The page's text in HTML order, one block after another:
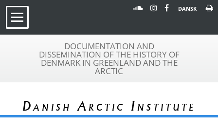
DANSK
DOCUMENTATION AND
DISSEMINATION OF THE HISTORY OF
DENMARK IN GREENLAND AND THE
ARCTIC
Danish Arctic Institute